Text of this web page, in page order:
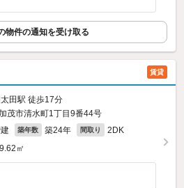
物件の通知を受け取る
賃貸
田駅 徒歩17分
茂市清水町1丁目9番44号
築年数 築24年 間取り 2DK
㎡